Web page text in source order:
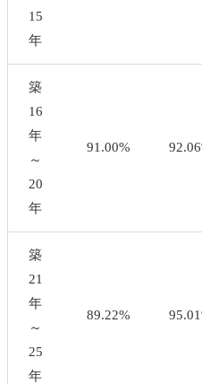
15
年
築
16
年
～
20
年
91.00%
築
21
年
～
25
年
89.22%